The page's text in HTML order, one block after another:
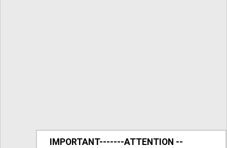
IMPORTANT-------ATTENTION --